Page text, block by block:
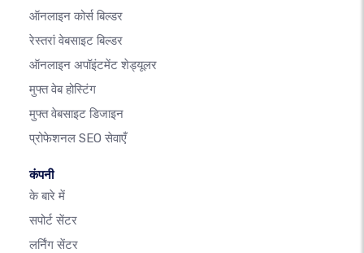
ऑनलाइन कोर्स बिल्डर
रेस्तरां वेबसाइट बिल्डर
ऑनलाइन अपॉइंटमेंट शेड्यूलर
मुफ्त वेब होस्टिंग
मुफ्त वेबसाइट डिजाइन
प्रोफेशनल SEO सेवाएँ
कंपनी
के बारे में
सपोर्ट सेंटर
लर्निंग सेंटर